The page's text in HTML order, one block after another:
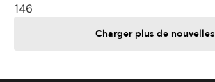
146
Charger plus de nouvelles